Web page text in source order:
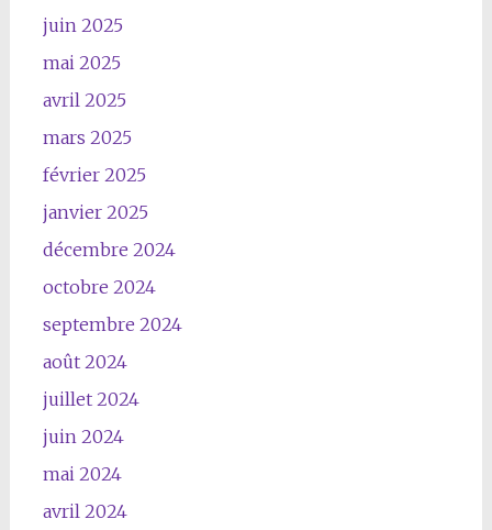
juin 2025
mai 2025
avril 2025
mars 2025
février 2025
janvier 2025
décembre 2024
octobre 2024
septembre 2024
août 2024
juillet 2024
juin 2024
mai 2024
avril 2024